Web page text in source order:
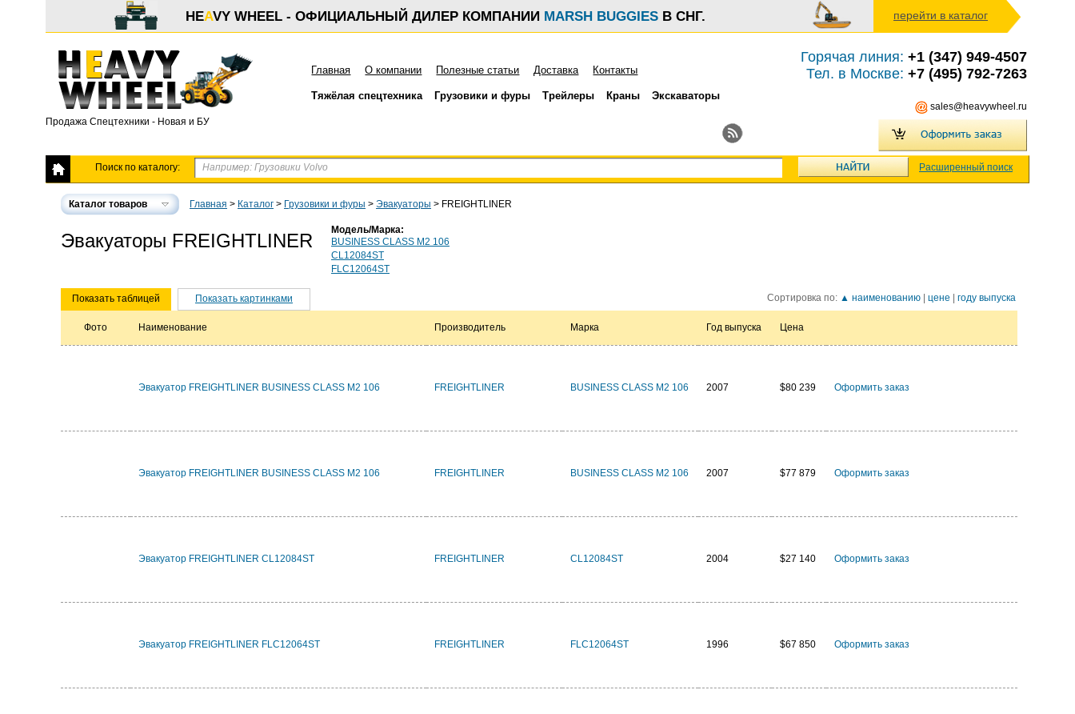
HEAVY WHEEL - ОФИЦИАЛЬНЫЙ ДИЛЕР КОМПАНИИ MARSH BUGGIES В СНГ. перейти в каталог
Продажа Спецтехники - Новая и БУ
Главная О компании Полезные статьи Доставка Контакты
Тяжёлая спецтехника Грузовики и фуры Трейлеры Краны Экскаваторы
Горячая линия: +1 (347) 949-4507
Тел. в Москве: +7 (495) 792-7263
sales@heavywheel.ru
Поиск по каталогу: Расширенный поиск
Каталог товаров Главная > Каталог > Грузовики и фуры > Эвакуаторы > FREIGHTLINER
Эвакуаторы FREIGHTLINER
Модель/Марка:
BUSINESS CLASS M2 106
CL12084ST
FLC12064ST
Показать таблицей Показать картинками Сортировка по: ▲ наименованию |цене |году выпуска
Фото Наименование Производитель Марка Год выпуска Цена
Эвакуатор FREIGHTLINER BUSINESS CLASS M2 106 FREIGHTLINER BUSINESS CLASS M2 106 2007 $80 239 Оформить заказ
Эвакуатор FREIGHTLINER BUSINESS CLASS M2 106 FREIGHTLINER BUSINESS CLASS M2 106 2007 $77 879 Оформить заказ
Эвакуатор FREIGHTLINER CL12084ST FREIGHTLINER CL12084ST 2004 $27 140 Оформить заказ
Эвакуатор FREIGHTLINER FLC12064ST FREIGHTLINER FLC12064ST 1996 $67 850 Оформить заказ